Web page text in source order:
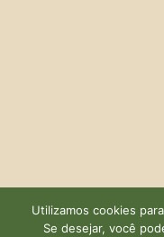
Utilizamos cookies
Se desejar, você